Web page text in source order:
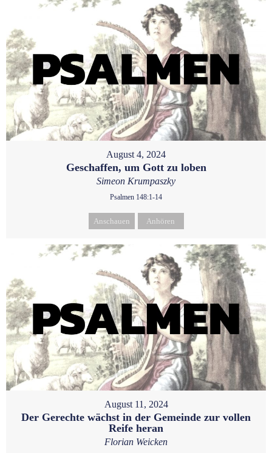
August 4, 2024
Geschaffen, um Gott zu loben
Simeon Krumpaszky
Psalmen 148:1-14
Anschauen Anhören
August 11, 2024
Der Gerechte wächst in der Gemeinde zur vollen
Reife heran
Florian Weicken